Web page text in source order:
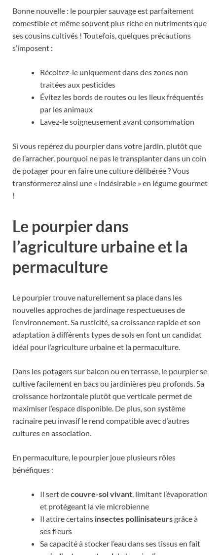
Bonne nouvelle : le pourpier sauvage est parfaitement
comestible et même souvent plus riche en nutriments que
ses cousins cultivés ! Toutefois, quelques précautions
s’imposent :
Récoltez-le uniquement dans des zones non
traitées aux pesticides
Évitez les bords de routes ou les lieux fréquentés
par les animaux
Lavez-le soigneusement avant consommation
Si vous repérez du pourpier dans votre jardin, plutôt que
de l’arracher, pourquoi ne pas le transplanter dans un coin
de potager pour en faire une culture délibérée ? Vous
transformerez ainsi une « indésirable » en légume gourmet
!
Le pourpier dans
l’agriculture urbaine et la
permaculture
Le pourpier trouve naturellement sa place dans les
nouvelles approches de jardinage respectueuses de
l’environnement. Sa rusticité, sa croissance rapide et son
adaptation à différents types de sols en font un candidat
idéal pour l’agriculture urbaine et la permaculture.
Dans les potagers sur balcon ou en terrasse, le pourpier se
cultive facilement en bacs ou jardinières peu profonds. Sa
croissance horizontale plutôt que verticale permet de
maximiser l’espace disponible. De plus, son système
racinaire peu invasif le rend compatible avec d’autres
cultures en association.
En permaculture, le pourpier joue plusieurs rôles
bénéfiques :
Il sert decouvre-sol vivant , limitant l’évaporation
et protégeant la vie microbienne
Il attire certains insectes pollinisateursgrâce à
ses fleurs
Sa capacité à stocker l’eau dans ses tissus en fait